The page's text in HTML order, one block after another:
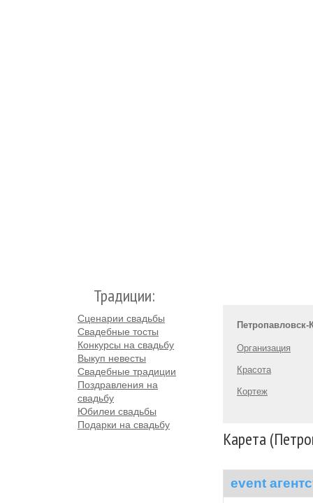
Традиции:
Сценарии свадьбы
Свадебные тосты
Конкурсы на свадьбу
Выкуп невесты
Свадебные традиции
Поздравления на
свадьбу
Юбилеи свадьбы
Подарки на свадьбу
Петропавловск-
Организация
Красота
Кортеж
Карета
event